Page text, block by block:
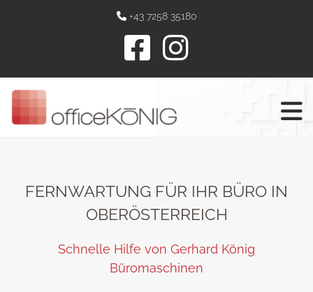
 +43 7258 35180
FERNWARTUNG FÜR IHR BÜRO IN
OBERÖSTERREICH
Schnelle Hilfe von Gerhard König
Büromaschinen